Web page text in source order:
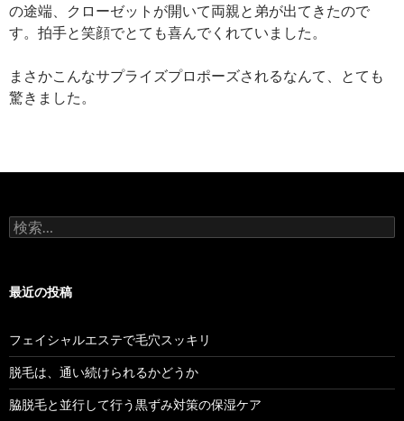
の途端、クローゼットが開いて両親と弟が出てきたので
す。拍手と笑顔でとても喜んでくれていました。
まさかこんなサプライズプロポーズされるなんて、とても
驚きました。
検
索:
最近の投稿
フェイシャルエステで毛穴スッキリ
脱毛は、通い続けられるかどうか
脇脱毛と並行して行う黒ずみ対策の保湿ケア